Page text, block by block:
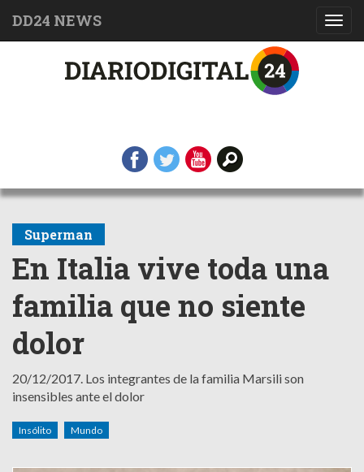
DD24 NEWS
Superman
En Italia vive toda una
familia que no siente
dolor
20/12/2017. Los integrantes de la familia Marsili son
insensibles ante el dolor
Insólito Mundo